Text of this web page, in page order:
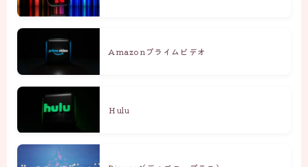
Amazonプライムビデオ
Ｈulu